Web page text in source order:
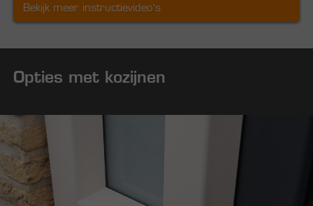
Bekijk meer instructievideo's
Opties met kozijnen